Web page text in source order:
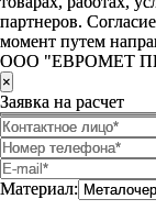
партнеров.
момент путем
ООО "ЕВРОМЕТ
×
Заявка на расчет
Материал: